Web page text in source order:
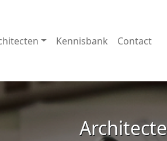
Kennisbank Contact